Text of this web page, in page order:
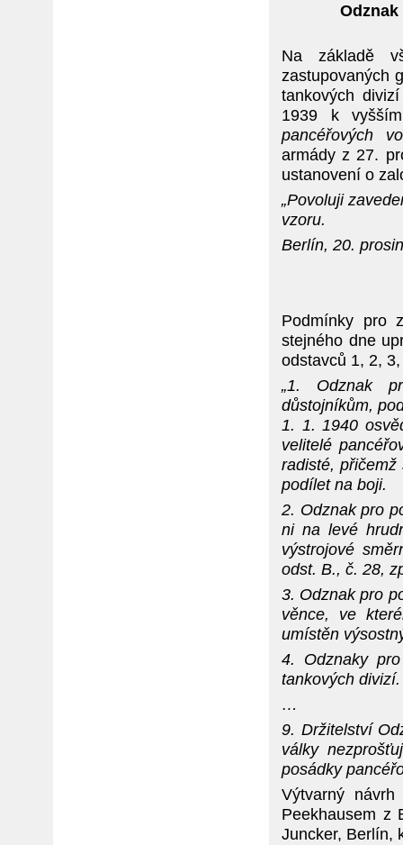
Na základě
zastupovaných
tankových
1939 k
pancéřových
armády z 27.
ustanovení o
„Povoluji
vzoru.
Berlín, 20.
Podmínky pro
stejného dne
odstavců 1, 2,
„1. Odznak
důstojníkům,
1. 1. 1940
velitelé
radisté,
podílet na boji.
2. Odznak pro
ni na levé
výstrojové
odst. B., č. 28,
3. Odznak pro
věnce, ve
umístěn
4. Odznaky
tankových divizí.
…
9. Držitelství
války
posádky
Výtvarný
Peekhausem z
Juncker, Berlín,